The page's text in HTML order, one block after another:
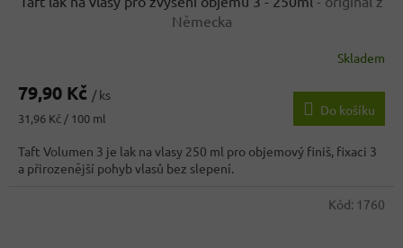
Německa
Skladem
79,90 Kč / ks
Měrná
31,96 Kč / 100 ml
Do košíku
Taft Volumen 3 je lak na vlasy 250 ml pro objemový finiš, fixaci 3
a přirozenější pohyb vlasů bez slepení.
Kód: 1760